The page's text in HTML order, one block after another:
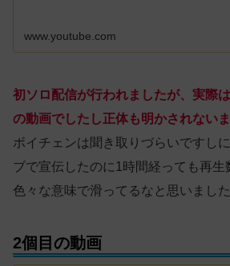
www.youtube.com
初ソロ配信が行われましたが、実際
の動画でしたし正体も明かされないま
ボイチェンは聞き取りづらいですし
ブで宣伝したのに1時間経っても再生
色々な意味で滑ってるなと思いました
2個目の動画